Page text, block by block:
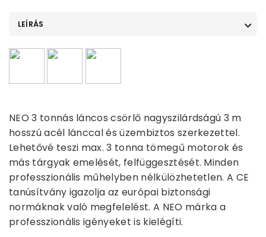
LEÍRÁS
NEO 3 tonnás láncos csörlő nagyszilárdságú 3 m
hosszú acél lánccal és üzembiztos szerkezettel.
Lehetővé teszi max. 3 tonna tömegű motorok és
más tárgyak emelését, felfüggesztését. Minden
professzionális műhelyben nélkülözhetetlen. A CE
tanúsítvány igazolja az európai biztonsági
normáknak való megfelelést. A NEO márka a
professzionális igényeket is kielégíti.